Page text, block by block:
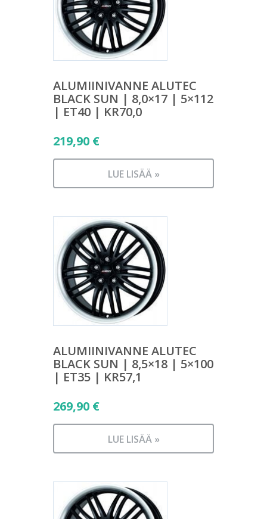
ALUMIINIVANNE ALUTEC
BLACK SUN | 8,0×17 | 5×112
| ET40 | KR70,0
219,90 €
LUE LISÄÄ »
ALUMIINIVANNE ALUTEC
BLACK SUN | 8,5×18 | 5×100
| ET35 | KR57,1
269,90 €
LUE LISÄÄ »